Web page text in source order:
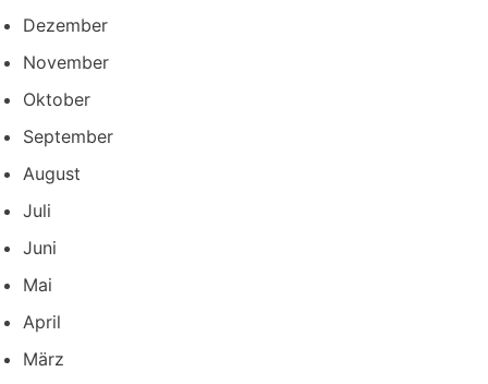
Dezember
November
Oktober
September
August
Juli
Juni
Mai
April
März